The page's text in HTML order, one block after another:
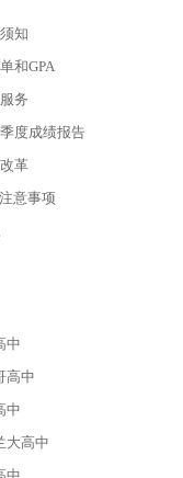
知
和GPA
务
度成绩报告
革
意事项
中
高中
中
大高中